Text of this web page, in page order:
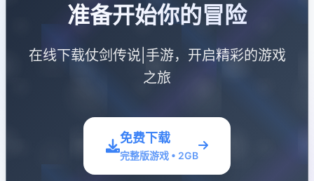
准备开始你的冒险
在线下载仗剑传说|手游，开启精彩的游戏
之旅
免费下载
完整版游戏 • 2GB